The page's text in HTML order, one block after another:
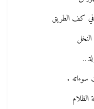
في كف الطريق
سوءاته .